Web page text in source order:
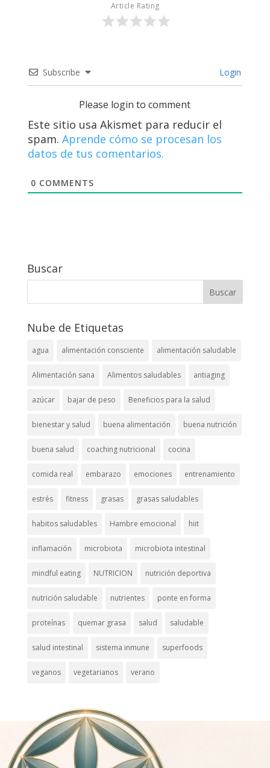
Article Rating
Subscribe Login
Please login to comment
Este sitio usa Akismet para reducir el
spam. Aprende cómo se procesan los
datos de tus comentarios.
0 COMMENTS
Buscar
Nube de Etiquetas
agua alimentación consciente alimentación saludable
Alimentación sana Alimentos saludables antiaging
azúcar bajar de peso Beneficios para la salud
bienestar y salud buena alimentación buena nutrición
buena salud coaching nutricional cocina
comida real embarazo emociones entrenamiento
estrés fitness grasas grasas saludables
habitos saludables Hambre emocional hiit
inflamación microbiota microbiota intestinal
mindful eating NUTRICION nutrición deportiva
nutrición saludable nutrientes ponte en forma
proteínas quemar grasa salud saludable
salud intestinal sistema inmune superfoods
veganos vegetarianos verano